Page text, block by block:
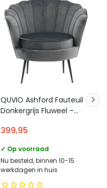
QUVIO Ashford Fauteuil –
Donkergrijs Fluweel –
399,95
✓ Op voorraad
Nu besteld, binnen 10-15
werkdagen in huis